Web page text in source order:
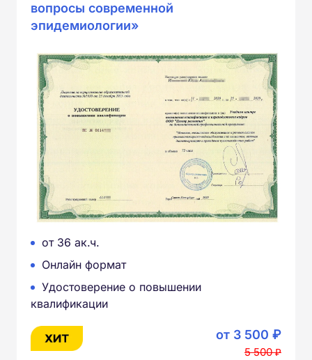
вопросы современной
эпидемиологии»
от 36 ак.ч.
Онлайн формат
Удостоверение о повышении
квалификации
от 3 500 ₽
5 500 ₽